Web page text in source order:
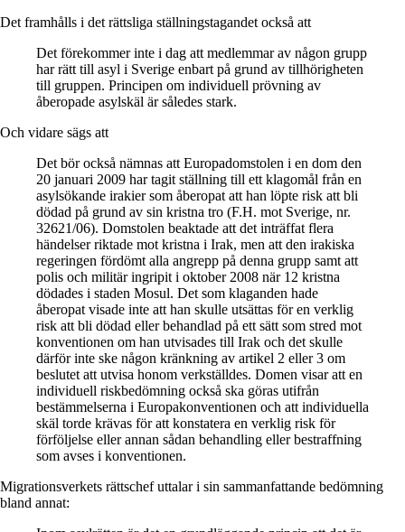
Det framhålls i det rättsliga ställningstagandet också att
Det förekommer inte i dag att medlemmar av någon grupp
har rätt till asyl i Sverige enbart på grund av tillhörigheten
till gruppen. Principen om individuell prövning av
åberopade asylskäl är således stark.
Och vidare sägs att
Det bör också nämnas att Europadomstolen i en dom den
20 januari 2009 har tagit ställning till ett klagomål från en
asylsökande irakier som åberopat att han löpte risk att bli
dödad på grund av sin kristna tro (F.H. mot Sverige, nr.
32621/06). Domstolen beaktade att det inträffat flera
händelser riktade mot kristna i Irak, men att den irakiska
regeringen fördömt alla angrepp på denna grupp samt att
polis och militär ingripit i oktober 2008 när 12 kristna
dödades i staden Mosul. Det som klaganden hade
åberopat visade inte att han skulle utsättas för en verklig
risk att bli dödad eller behandlad på ett sätt som stred mot
konventionen om han utvisades till Irak och det skulle
därför inte ske någon kränkning av artikel 2 eller 3 om
beslutet att utvisa honom verkställdes. Domen visar att en
individuell riskbedömning också ska göras utifrån
bestämmelserna i Europakonventionen och att individuella
skäl torde krävas för att konstatera en verklig risk för
förföljelse eller annan sådan behandling eller bestraffning
som avses i konventionen.
Migrationsverkets rättschef uttalar i sin sammanfattande bedömning
bland annat: